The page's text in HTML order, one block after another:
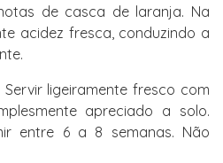
de casca de laranja. Na
acidez fresca, conduzindo a
Servir ligeiramente fresco com
apreciado a solo.
entre 6 a 8 semanas. Não